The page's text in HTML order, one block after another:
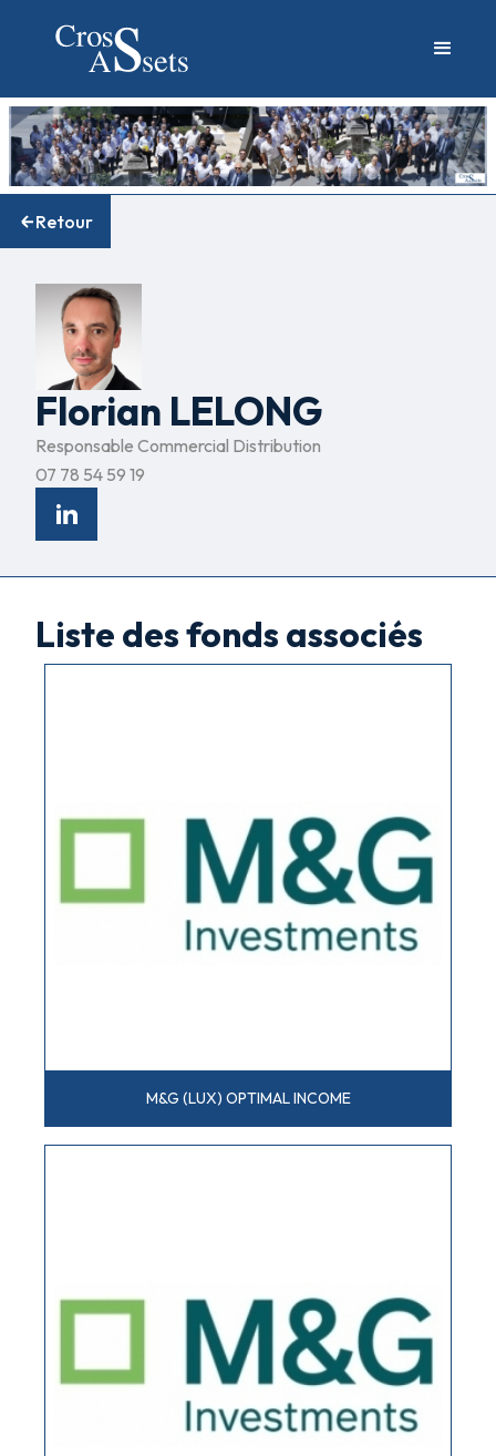
Retour
Florian LELONG
Responsable Commercial Distribution
07 78 54 59 19
Liste des fonds associés
M&G (LUX) OPTIMAL INCOME